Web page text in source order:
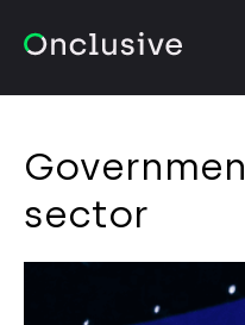
sector